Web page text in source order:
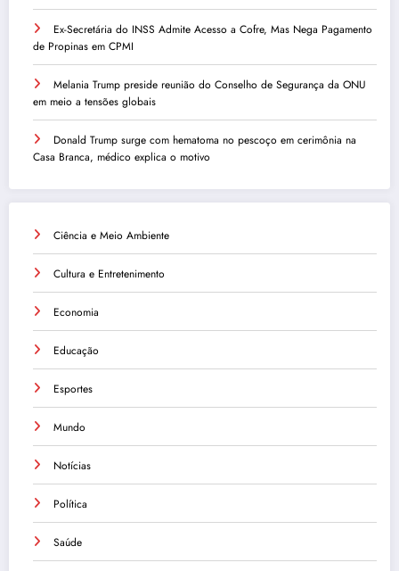
Ex-Secretária do INSS Admite Acesso a Cofre, Mas Nega Pagamento
de Propinas em CPMI
Melania Trump preside reunião do Conselho de Segurança da ONU
em meio a tensões globais
Donald Trump surge com hematoma no pescoço em cerimônia na
Casa Branca, médico explica o motivo
Ciência e Meio Ambiente
Cultura e Entretenimento
Economia
Educação
Esportes
Mundo
Notícias
Política
Saúde